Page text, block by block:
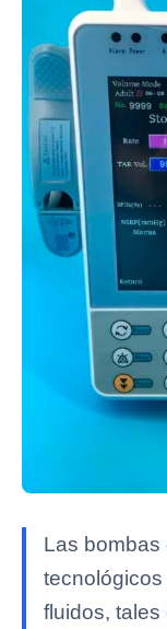
Las bombas
fluidos,